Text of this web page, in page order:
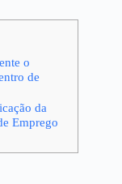
o
de
da
Emprego